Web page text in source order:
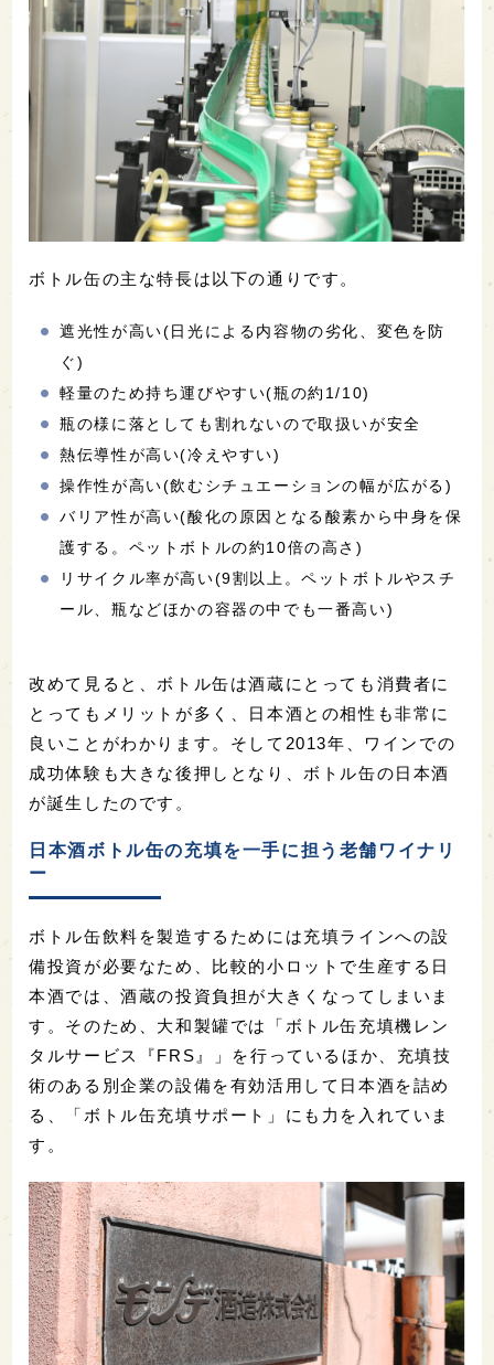
ボトル缶の主な特長は以下の通りです。
遮光性が高い(日光による内容物の劣化、変色を防
ぐ)
軽量のため持ち運びやすい(瓶の約1/10)
瓶の様に落としても割れないので取扱いが安全
熱伝導性が高い(冷えやすい)
操作性が高い(飲むシチュエーションの幅が広がる)
バリア性が高い(酸化の原因となる酸素から中身を保
護する。ペットボトルの約10倍の高さ)
リサイクル率が高い(9割以上。ペットボトルやスチ
ール、瓶などほかの容器の中でも一番高い)
改めて見ると、ボトル缶は酒蔵にとっても消費者に
とってもメリットが多く、日本酒との相性も非常に
良いことがわかります。そして2013年、ワインでの
成功体験も大きな後押しとなり、ボトル缶の日本酒
が誕生したのです。
日本酒ボトル缶の充填を一手に担う老舗ワイナリ
ー
ボトル缶飲料を製造するためには充填ラインへの設
備投資が必要なため、比較的小ロットで生産する日
本酒では、酒蔵の投資負担が大きくなってしまいま
す。そのため、大和製罐では「ボトル缶充填機レン
タルサービス『FRS』」を行っているほか、充填技
術のある別企業の設備を有効活用して日本酒を詰め
る、「ボトル缶充填サポート」にも力を入れていま
す。